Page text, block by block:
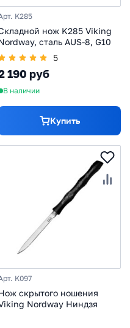
K285
нож K285 Viking
сталь AUS-8, G10
5
190 руб
В наличии
Купить
K097
скрытого ношения
Nordway Ниндзя